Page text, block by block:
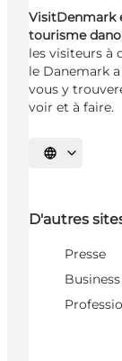
VisitDenmark
tourisme
les visiteurs à
le Danemark
vous y
voir et à faire.
Choisissez la
D'autres
Presse